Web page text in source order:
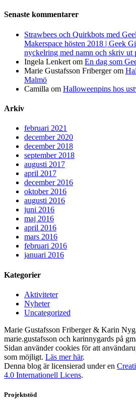
Senaste kommentarer
Strawbees och Quirkbots med
Makerspace hösten 2018 | Geek
nyckelring med namn och skriv ut
Ingela Lenkert om En dag som
Marie Gustafsson Fribergerom
Malmö
Camilla om Halloweenpins hos
Arkiv
februari 2021
december 2020
december 2018
september 2018
augusti 2017
april 2017
december 2016
oktober 2016
augusti 2016
juni 2016
maj 2016
april 2016
mars 2016
februari 2016
januari 2016
Kategorier
Aktiviteter
Nyheter
Uncategorized
Marie Gustafsson Friberger & Karin
marie.gustafsson och karinnygards på
Sidan använder cookies för att
som möjligt. Läs mer här.
Denna blog är licensierad under en
4.0 Internationell Licens.
Projektstöd